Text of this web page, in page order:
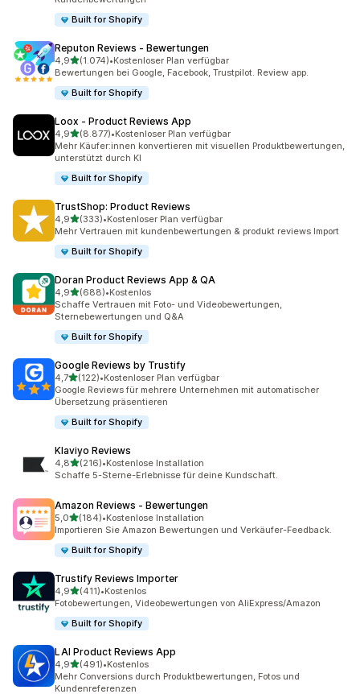
Built for Shopify
Reputon Reviews ‑ Bewertungen
4,9von 5 Sternen
(1.074)
1074 Rezensionen insgesamt
•Kostenloser Plan verfügbar
Bewertungen bei Google, Facebook, Trustpilot. Review app.
Built for Shopify
Loox ‑ Product Reviews App
4,9von 5 Sternen
(8.877)
8877 Rezensionen insgesamt
•Kostenloser Plan verfügbar
Mehr Käufer:innen konvertieren mit visuellen Produktbewertungen,
unterstützt durch KI
Built for Shopify
TrustShop: Product Reviews
4,9von 5 Sternen
(333)
333 Rezensionen insgesamt
•Kostenloser Plan verfügbar
Mehr Vertrauen mit kundenbewertungen & produkt reviews Import
Built for Shopify
Doran Product Reviews App & QA
4,9von 5 Sternen
(688)
688 Rezensionen insgesamt
•Kostenlos
Schaffe Vertrauen mit Foto- und Videobewertungen,
Sternebewertungen und Q&A
Built for Shopify
Google Reviews by Trustify
4,7von 5 Sternen
(122)
122 Rezensionen insgesamt
•Kostenloser Plan verfügbar
Google Reviews für mehrere Unternehmen mit automatischer
Übersetzung präsentieren
Built for Shopify
Klaviyo Reviews
4,8von 5 Sternen
(216)
216 Rezensionen insgesamt
•Kostenlose Installation
Schaffe 5-Sterne-Erlebnisse für deine Kundschaft.
Amazon Reviews ‑ Bewertungen
5,0von 5 Sternen
(184)
184 Rezensionen insgesamt
•Kostenlose Installation
Importieren Sie Amazon Bewertungen und Verkäufer-Feedback.
Built for Shopify
Trustify Reviews Importer
4,9von 5 Sternen
(411)
411 Rezensionen insgesamt
•Kostenlos
Fotobewertungen, Videobewertungen von AliExpress/Amazon
Built for Shopify
LAI Product Reviews App
4,9von 5 Sternen
(491)
491 Rezensionen insgesamt
•Kostenlos
Mehr Conversions durch Produktbewertungen, Fotos und
Kundenreferenzen